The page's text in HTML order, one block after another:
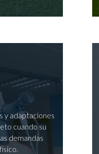
y adaptaciones
cuando su
demandas